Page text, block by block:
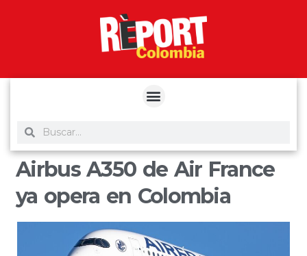
Airbus A350 de Air France
ya opera en Colombia